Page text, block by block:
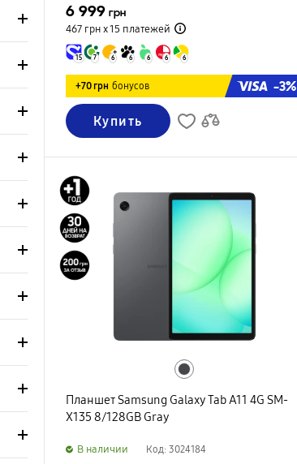
6 999 грн
467 грн х 15 платежей
15 7 6 6 6 6 6
+70 грн бонусов -3%
Купить
Планшет Samsung Galaxy Tab A11 4G SM-
X135 8/128GB Gray
B наличии Код: 3024184